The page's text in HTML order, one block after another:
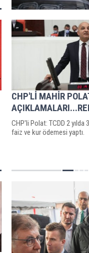
CHP'Lİ MAHİR
CHP'li Polat: TCDD 2 yılda
faiz ve kur ödemesi yaptı.